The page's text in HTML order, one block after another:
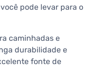
pode levar para o
caminhadas e
durabilidade e
fonte de